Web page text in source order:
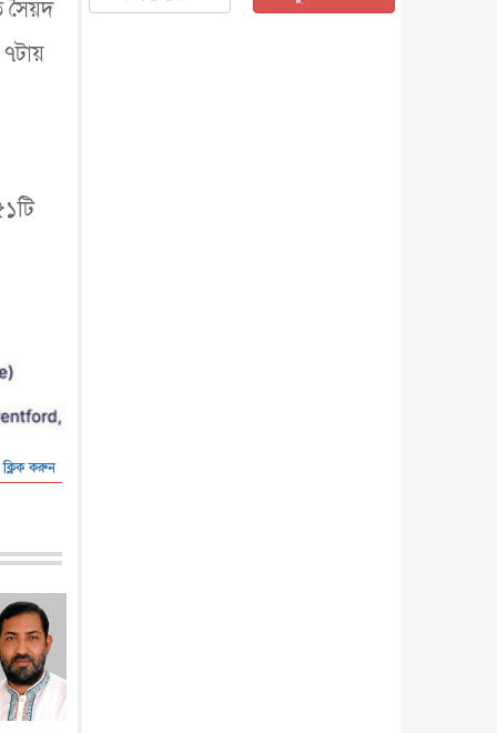
সৈয়দ
ক্লিক করুন
জাতীয় ৫ আগস্ট, ২০২৬